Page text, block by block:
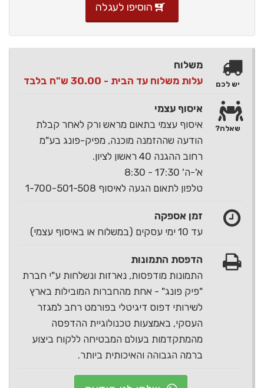
הוסיפו לעגלה
משלוח
עלות משלוח עד הבית - 30.00 ש"ח בלבד
איסוף עצמי
איסוף עצמי בתאום מראש ורק לאחר קבלת
הודעה שההזמנה מוכנה, מפיק-פונג בע"מ
רחוב ההגנה 40 ראשון לציון.
א'-ה' 17:30 - 8:30
טלפון לתאום הגעה לאיסוף 1-700-501-508
זמן אספקה
עד 10 ימי עסקים (במשלוח או באיסוף עצמי)
הדפסת התמונות
התמונות מודפסות, נארזות ונשלחות ע"י חברת
"פיק פונג" - אחת מהחברות המובילות בארץ
לשירותי דפוס דיגיטלי בפורמט רחב למגזר
העסקי, באמצעות טכנולוגיית ההדפסה
מהמתקדמות בעולם המבטיחה ללקוח ביצוע
ברמה הגבוהה והאיכותית ביותר.
יש לכם
שאלה?